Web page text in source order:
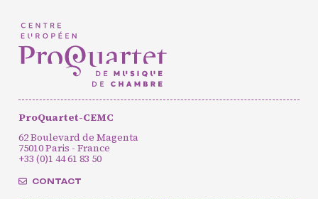
ProQuartet-CEMC
62 Boulevard de Magenta
75010 Paris - France
+33 (0)1 44 61 83 50
CONTACT
CONTACT
INSCRIPTION INFOLETTRES
PETITES ANNONCES